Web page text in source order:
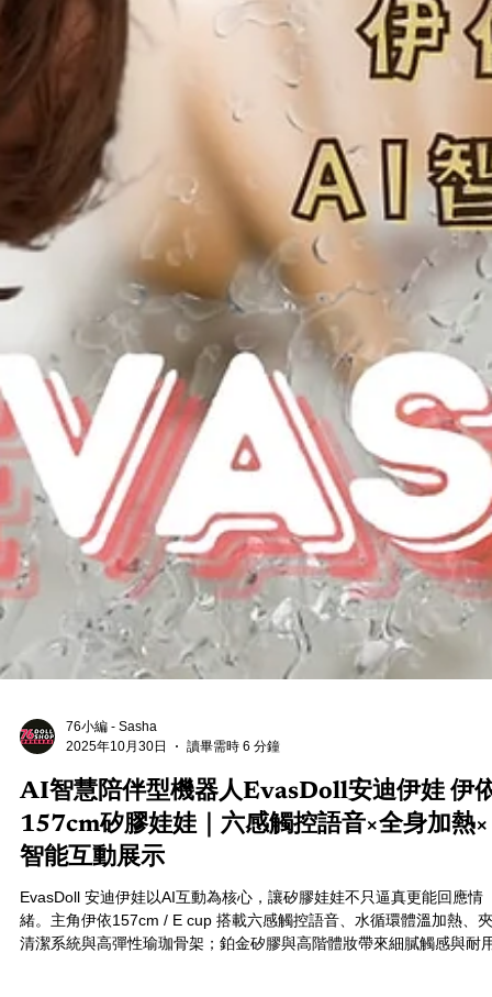
76小編 - Sasha
2025年10月30日
讀畢需時 6 分鐘
AI智慧陪伴型機器人EvasDoll安迪伊娃 伊
157cm矽膠娃娃｜六感觸控語音×全身加熱×
智能互動展示
EvasDoll 安迪伊娃以AI互動為核心，讓矽膠娃娃不只逼真更能回應情
緒。主角伊依157cm / E cup 搭載六感觸控語音、水循環體溫加熱、